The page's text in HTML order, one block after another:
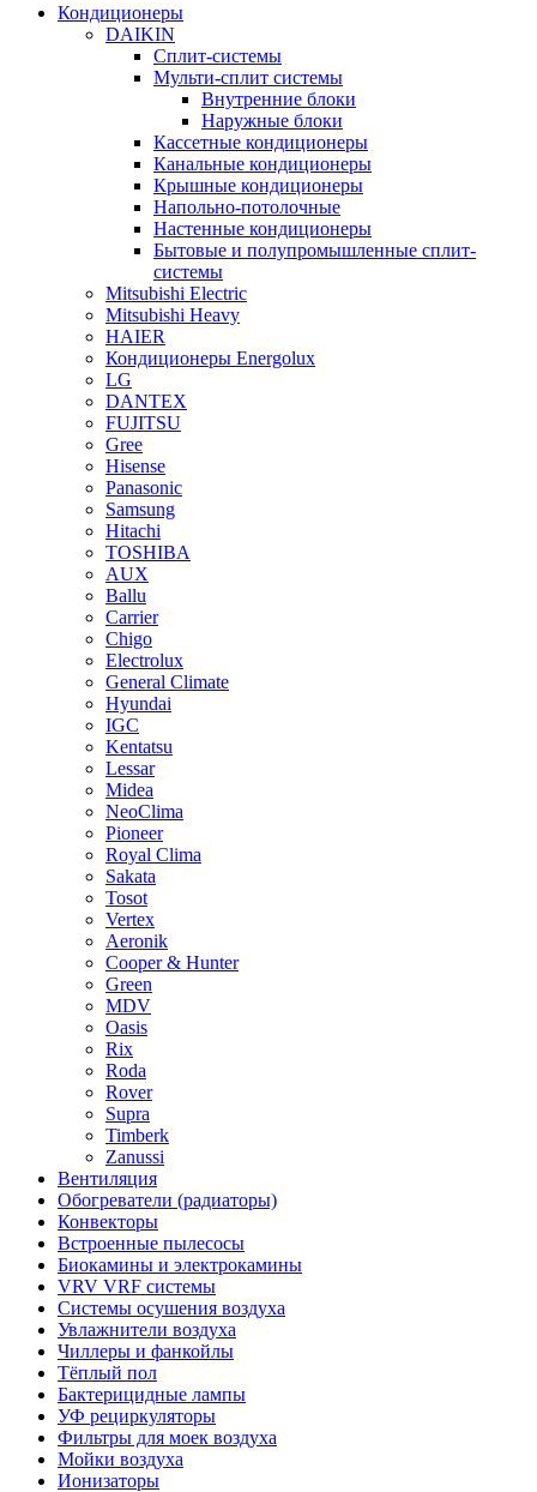
Кондиционеры
DAIKIN
Сплит-системы
Мульти-сплит системы
Внутренние блоки
Наружные блоки
Кассетные кондиционеры
Канальные кондиционеры
Крышные кондиционеры
Напольно-потолочные
Настенные кондиционеры
Бытовые и полупромышленные сплит-
системы
Mitsubishi Electric
Mitsubishi Heavy
HAIER
Кондиционеры Energolux
LG
DANTEX
FUJITSU
Gree
Hisense
Panasonic
Samsung
Hitachi
TOSHIBA
AUX
Ballu
Carrier
Chigo
Electrolux
General Climate
Hyundai
IGC
Kentatsu
Lessar
Midea
NeoClima
Pioneer
Royal Clima
Sakata
Tosot
Vertex
Aeronik
Cooper & Hunter
Green
MDV
Oasis
Rix
Roda
Rover
Supra
Timberk
Zanussi
Вентиляция
Обогреватели (радиаторы)
Конвекторы
Встроенные пылесосы
Биокамины и электрокамины
VRV VRF системы
Системы осушения воздуха
Увлажнители воздуха
Чиллеры и фанкойлы
Тёплый пол
Бактерицидные лампы
УФ рециркуляторы
Фильтры для моек воздуха
Мойки воздуха
Ионизаторы